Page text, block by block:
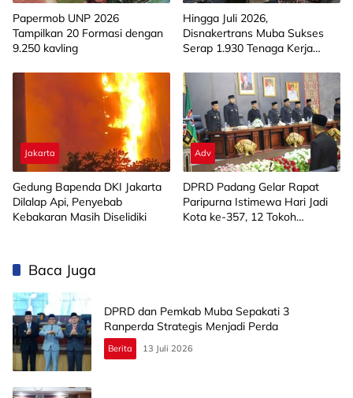
Papermob UNP 2026
Tampilkan 20 Formasi dengan
9.250 kavling
Hingga Juli 2026,
Disnakertrans Muba Sukses
Serap 1.930 Tenaga Kerja
Jakarta
Gedung Bapenda DKI Jakarta
Dilalap Api, Penyebab
Kebakaran Masih Diselidiki
Adv
DPRD Padang Gelar Rapat
Paripurna Istimewa Hari Jadi
Kota ke-357, 12 Tokoh
Baca Juga
DPRD dan Pemkab Muba Sepakati 3
Ranperda Strategis Menjadi Perda
Berita 13 Juli 2026